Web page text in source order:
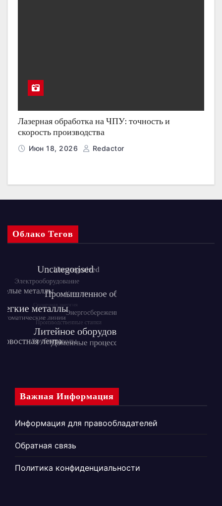
Лазерная обработка на ЧПУ: точность и
скорость производства
Июн 18, 2026 Redactor
Облако Тегов
Важная Информация
Информация для правообладателей
Обратная связь
Политика конфиденциальности